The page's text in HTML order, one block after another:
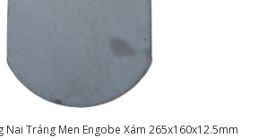
Nai Tráng Men Engobe Xám 265x160x12.5mm